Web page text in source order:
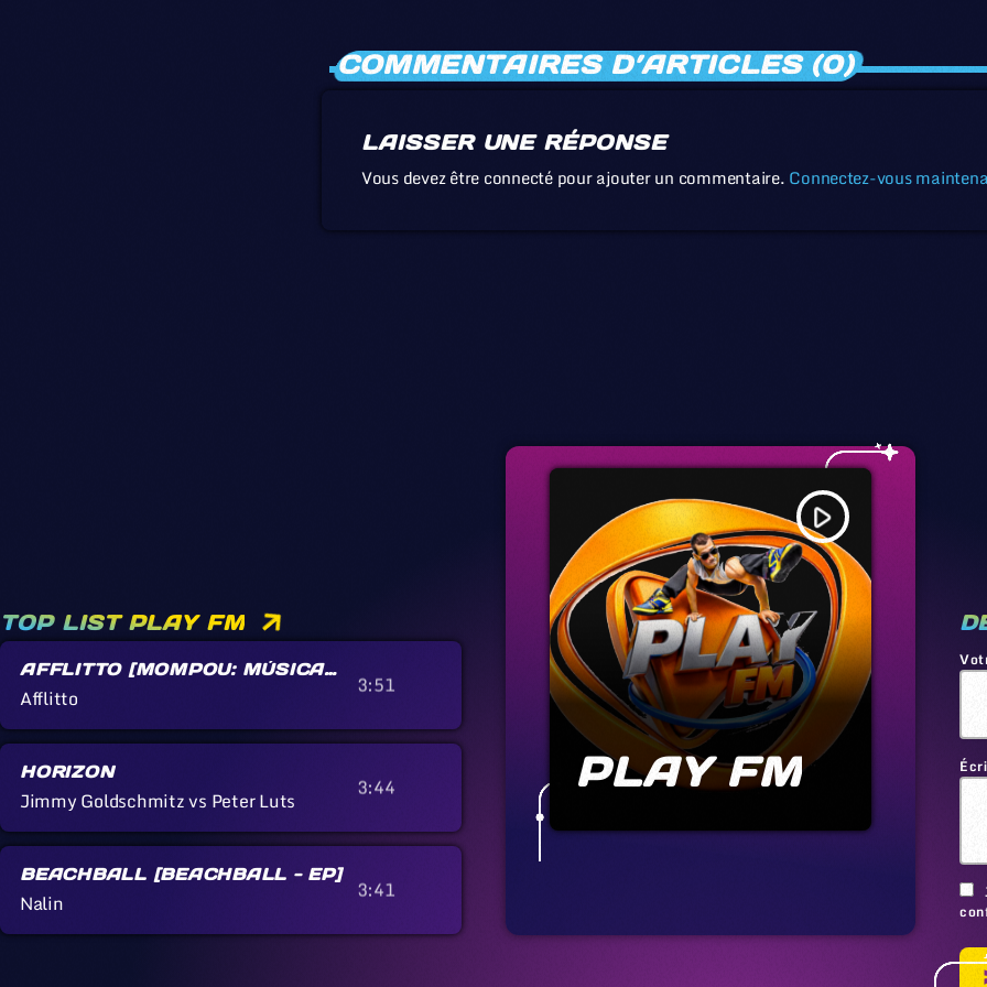
COMMENTAIRES D’ARTICLES (0)
LAISSER UNE RÉPONSE
Vous devez être connecté pour ajouter un commentaire. Connectez-vous
TOP LIST PLAY FM
AFFLITTO [MOMPOU: MÚSICA
CALLADA]
Afflitto 3:51
HORIZON
Jimmy Goldschmitz vs Peter Luts 3:44
BEACHBALL [BEACHBALL - EP]
Nalin 3:41
play_arrow
PLAY FM